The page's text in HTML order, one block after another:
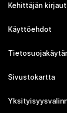
Kehittäjän
Käyttöehdot
Sivustokartta